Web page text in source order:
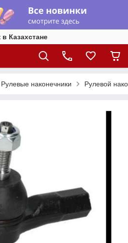
Казахстане
Рулевые наконечники Рулевой